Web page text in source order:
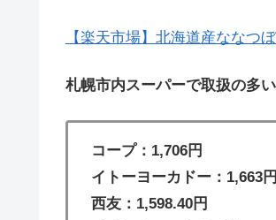
【楽天市場】北海道産ななつ
札幌市内スーパーで取扱の多
コープ：1,706円
イトーヨーカドー：1,663円
西友：1,598.40円